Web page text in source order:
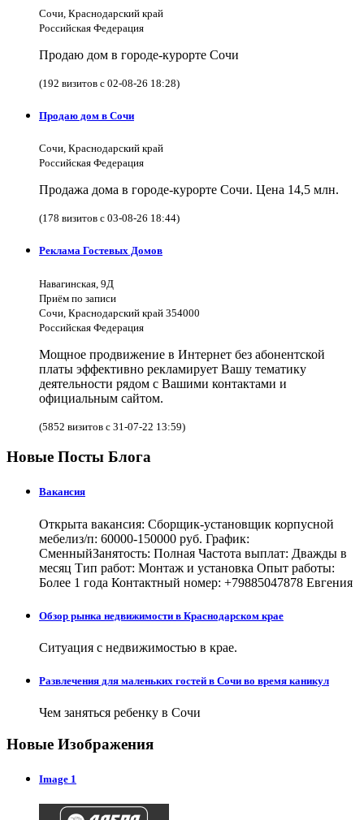
Сочи, Краснодарский край
Российская Федерация
Продаю дом в городе-курорте Сочи
(192 визитов с 02-08-26 18:28)
Продаю дом в Сочи
Сочи, Краснодарский край
Российская Федерация
Продажа дома в городе-курорте Сочи. Цена 14,5 млн.
(178 визитов с 03-08-26 18:44)
Реклама Гостевых Домов
Навагинская, 9Д
Приём по записи
Сочи, Краснодарский край 354000
Российская Федерация
Мощное продвижение в Интернет без абонентской
платы эффективно рекламирует Вашу тематику
деятельности рядом с Вашими контактами и
официальным сайтом.
(5852 визитов с 31-07-22 13:59)
Новые Посты Блога
Вакансия
Открыта вакансия: Сборщик-установщик корпусной
мебелиз/п: 60000-150000 руб. График:
СменныйЗанятость: Полная Частота выплат: Дважды в
месяц Тип работ: Монтаж и установка Опыт работы:
Более 1 года Контактный номер: +79885047878 Евгения
Обзор рынка недвижимости в Краснодарском крае
Ситуация с недвижимостью в крае.
Развлечения для маленьких гостей в Сочи во время каникул
Чем заняться ребенку в Сочи
Новые Изображения
Image 1